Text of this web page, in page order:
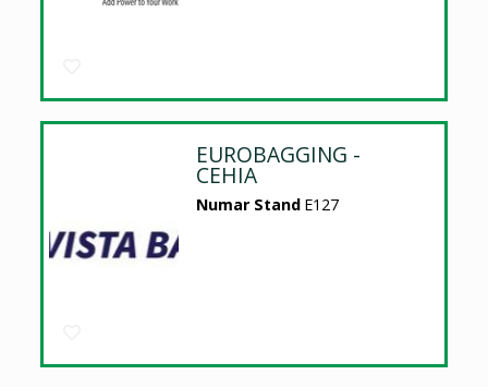
EUROBAGGING -
CEHIA
Numar Stand E127